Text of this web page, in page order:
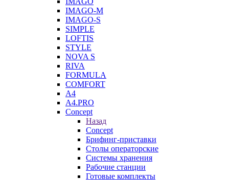
IMAGO-M
IMAGO-S
SIMPLE
LOFTIS
STYLE
NOVA S
RIVA
FORMULA
COMFORT
A4
A4.PRO
Concept
Назад
Concept
Брифинг-приставки
Столы операторские
Системы хранения
Рабочие станции
Готовые комплекты